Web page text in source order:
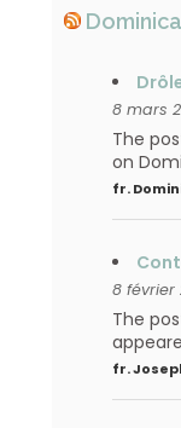
8 mars
The
on
fr.
8 février
The
fr.